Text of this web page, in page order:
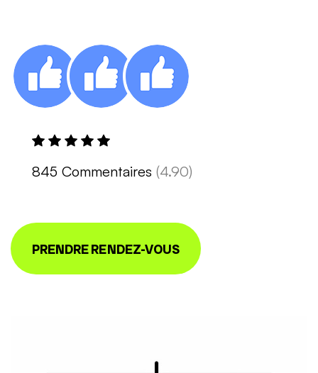
845 Commentaires (4.90)
PRENDRE RENDEZ-VOUS